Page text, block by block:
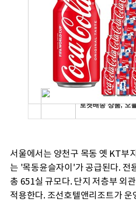
서울에서는 양천구 목동 옛 KT부
는 '목동윤슬자이'가 공급된다. 전
총 651실 규모다. 단지 저층부 외
적용한다. 조선호텔앤리조트가 운